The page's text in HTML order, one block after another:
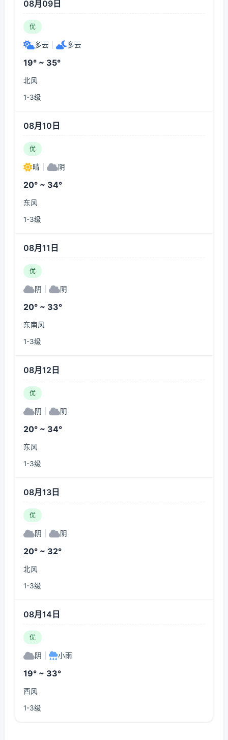
08月09日
优
多云 多云
19° ~ 35°
北风
1-3级
08月10日
优
晴 阴
20° ~ 34°
东风
1-3级
08月11日
优
阴 阴
20° ~ 33°
东南风
1-3级
08月12日
优
阴 阴
20° ~ 34°
东风
1-3级
08月13日
优
阴 阴
20° ~ 32°
北风
1-3级
08月14日
优
阴 小雨
19° ~ 33°
西风
1-3级